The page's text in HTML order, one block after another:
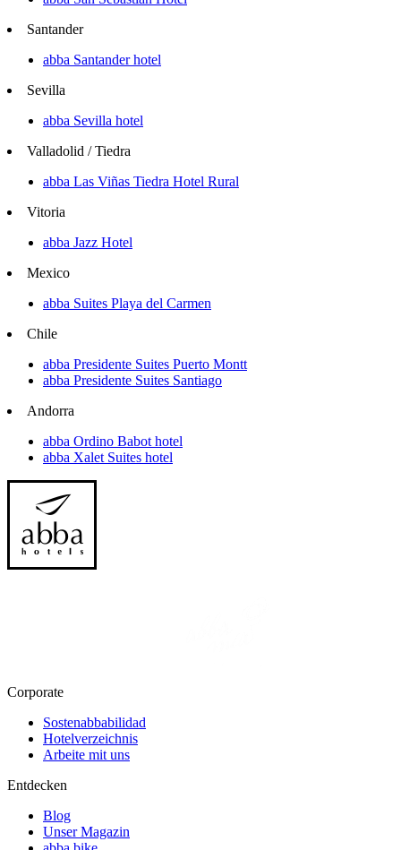
Santander
abba Santander hotel
Sevilla
abba Sevilla hotel
Valladolid / Tiedra
abba Las Viñas Tiedra Hotel Rural
Vitoria
abba Jazz Hotel
Mexico
abba Suites Playa del Carmen
Chile
abba Presidente Suites Puerto Montt
abba Presidente Suites Santiago
Andorra
abba Ordino Babot hotel
abba Xalet Suites hotel
Corporate
Sostenabbabilidad
Hotelverzeichnis
Arbeite mit uns
Entdecken
Blog
Unser Magazin